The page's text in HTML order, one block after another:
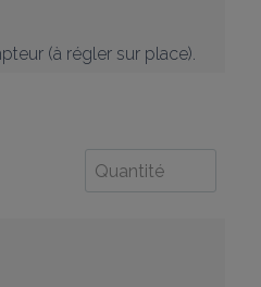
(à régler sur place).